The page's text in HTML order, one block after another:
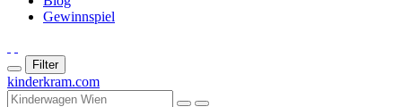
Gewinnspiel
Filter
kinderkram.com